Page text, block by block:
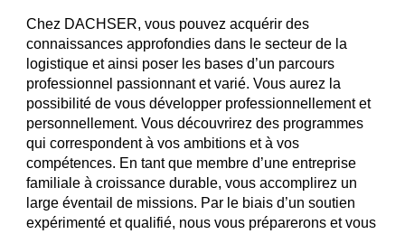
Chez DACHSER, vous pouvez acquérir des
connaissances approfondies dans le secteur de la
logistique et ainsi poser les bases d’un parcours
professionnel passionnant et varié. Vous aurez la
possibilité de vous développer professionnellement et
personnellement. Vous découvrirez des programmes
qui correspondent à vos ambitions et à vos
compétences. En tant que membre d’une entreprise
familiale à croissance durable, vous accomplirez un
large éventail de missions. Par le biais d’un soutien
expérimenté et qualifié, nous vous préparerons et vous